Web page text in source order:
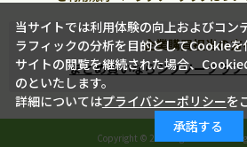
企業購買担当の方
まとめ買いならジグソークラ
Copyright © 2026 Jigsawclub. All
当サイトでは利用体験の向上およびコン
ラフィックの分析を目的としてCookieを
サイトの閲覧を継続された場合、
のといたします。
詳細についてはプライバシーポリシーを
承諾する